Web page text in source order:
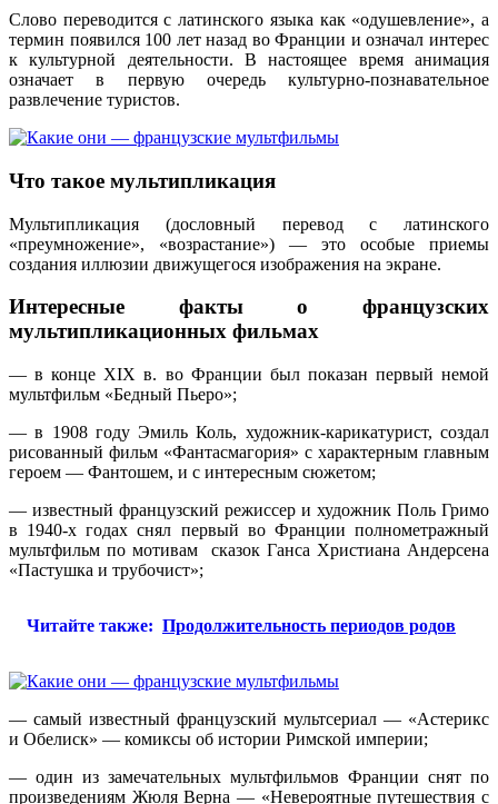
Слово переводится с латинского языка как «одушевление», а
термин появился 100 лет назад во Франции и означал интерес
к культурной деятельности. В настоящее время анимация
означает в первую очередь культурно-познавательное
развлечение туристов.
Что такое мультипликация
Мультипликация (дословный перевод с латинского
«преумножение», «возрастание») — это особые приемы
создания иллюзии движущегося изображения на экране.
Интересные факты о французских
мультипликационных фильмах
— в конце XIX в. во Франции был показан первый немой
мультфильм «Бедный Пьеро»;
— в 1908 году Эмиль Коль, художник-карикатурист, создал
рисованный фильм «Фантасмагория» с характерным главным
героем — Фантошем, и с интересным сюжетом;
— известный французский режиссер и художник Поль Гримо
в 1940-х годах снял первый во Франции полнометражный
мультфильм по мотивам сказок Ганса Христиана Андерсена
«Пастушка и трубочист»;
Читайте также: Продолжительность периодов родов
— самый известный французский мультсериал — «Астерикс
и Обелиск» — комиксы об истории Римской империи;
— один из замечательных мультфильмов Франции снят по
произведениям Жюля Верна — «Невероятные путешествия с